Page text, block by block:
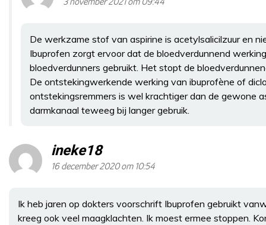
De werkzame stof van aspirine is acetylsalicilzuur en
Ibuprofen zorgt ervoor dat de bloedverdunnend
bloedverdunners gebruikt. Het stopt de
De ontstekingwerkende werking van ibuprofène of
ontstekingsremmers is wel krachtiger dan de gewone
darmkanaal teweeg bij langer gebruik.
ineke18
16 december 2020 om 10:54
Ik heb jaren op dokters voorschrift Ibuprofen gebruikt
kreeg ook veel maagklachten. Ik moest ermee stoppen.